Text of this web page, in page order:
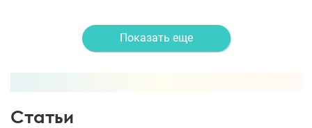
Показать еще
Статьи